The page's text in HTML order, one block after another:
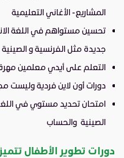
المشاريع - الأغاني التعليمية
تحسين مستواهم في اللغة
جديدة مثل الفرنسية و الصينية
التعلم على أيدي معلمين
دورات أون لاين فردية وليست
امتحان تحديد مستوي في اللغات
الصينية والحساب
دورات تطوير الأطفال